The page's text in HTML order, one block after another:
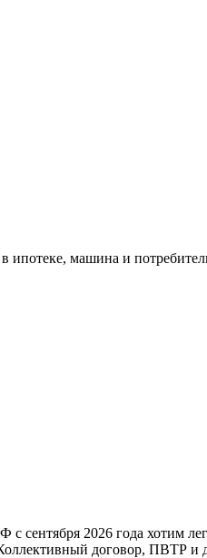
ипотеке, машина и
сентября 2026 года хотим
договор, ПВТР и